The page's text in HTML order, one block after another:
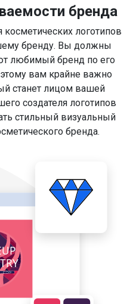
бренда
логотипов
бренду. Вы должны
любимый бренд по его
вам крайне важно
станет лицом вашей
создателя логотипов
стильный визуальный
бренда.